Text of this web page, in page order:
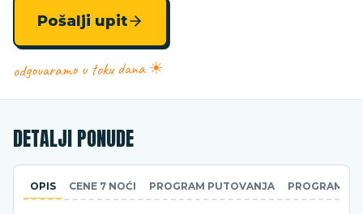
Pošalji upit
odgovaramo u toku dana ☀
DETALJI PONUDE
OPIS CENE 7 NOĆI PROGRAM PUTOVANJA PROGRAM